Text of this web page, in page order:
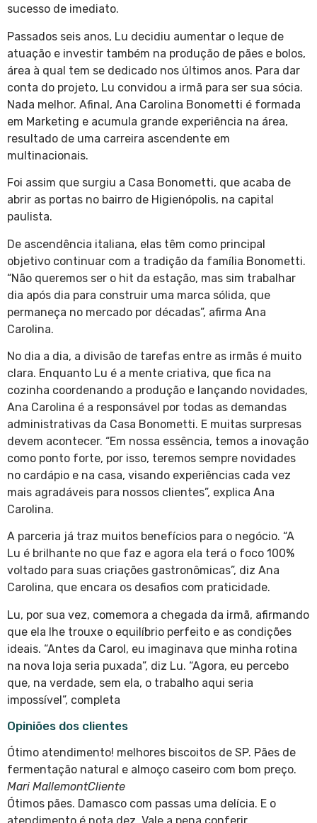
sucesso de imediato.
Passados seis anos, Lu decidiu aumentar o leque de
atuação e investir também na produção de pães e bolos,
área à qual tem se dedicado nos últimos anos. Para dar
conta do projeto, Lu convidou a irmã para ser sua sócia.
Nada melhor. Afinal, Ana Carolina Bonometti é formada
em Marketing e acumula grande experiência na área,
resultado de uma carreira ascendente em
multinacionais.
Foi assim que surgiu a Casa Bonometti, que acaba de
abrir as portas no bairro de Higienópolis, na capital
paulista.
De ascendência italiana, elas têm como principal
objetivo continuar com a tradição da família Bonometti.
“Não queremos ser o hit da estação, mas sim trabalhar
dia após dia para construir uma marca sólida, que
permaneça no mercado por décadas”, afirma Ana
Carolina.
No dia a dia, a divisão de tarefas entre as irmãs é muito
clara. Enquanto Lu é a mente criativa, que fica na
cozinha coordenando a produção e lançando novidades,
Ana Carolina é a responsável por todas as demandas
administrativas da Casa Bonometti. E muitas surpresas
devem acontecer. “Em nossa essência, temos a inovação
como ponto forte, por isso, teremos sempre novidades
no cardápio e na casa, visando experiências cada vez
mais agradáveis para nossos clientes”, explica Ana
Carolina.
A parceria já traz muitos benefícios para o negócio. “A
Lu é brilhante no que faz e agora ela terá o foco 100%
voltado para suas criações gastronômicas”, diz Ana
Carolina, que encara os desafios com praticidade.
Lu, por sua vez, comemora a chegada da irmã, afirmando
que ela lhe trouxe o equilíbrio perfeito e as condições
ideais. “Antes da Carol, eu imaginava que minha rotina
na nova loja seria puxada”, diz Lu. “Agora, eu percebo
que, na verdade, sem ela, o trabalho aqui seria
impossível”, completa
Opiniões dos clientes
Ótimo atendimento! melhores biscoitos de SP. Pães de
fermentação natural e almoço caseiro com bom preço.
Mari MallemontCliente
Ótimos pães. Damasco com passas uma delícia. E o